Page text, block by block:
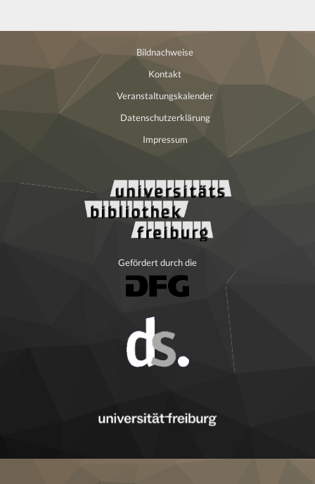
Bildnachweise
Kontakt
Veranstaltungskalender
Datenschutzerklärung
Impressum
Gefördert durch die